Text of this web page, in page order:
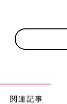
関連記事